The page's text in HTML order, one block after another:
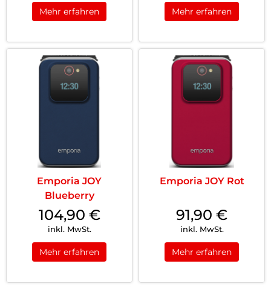
Mehr erfahren Mehr erfahren
Emporia JOY
Blueberry
104,90 €
inkl. MwSt.
Mehr erfahren
Emporia JOY Rot
91,90 €
inkl. MwSt.
Mehr erfahren